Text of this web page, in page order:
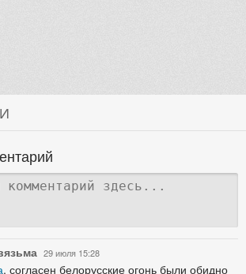
29 июля 15:28
, согласен белорусские огонь были обидно